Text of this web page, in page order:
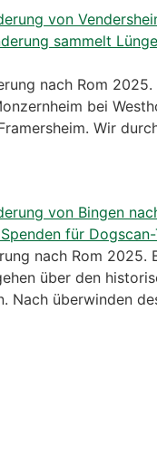
nach Rom
bei
Wir
nach Rom
über den
Nach überwinden